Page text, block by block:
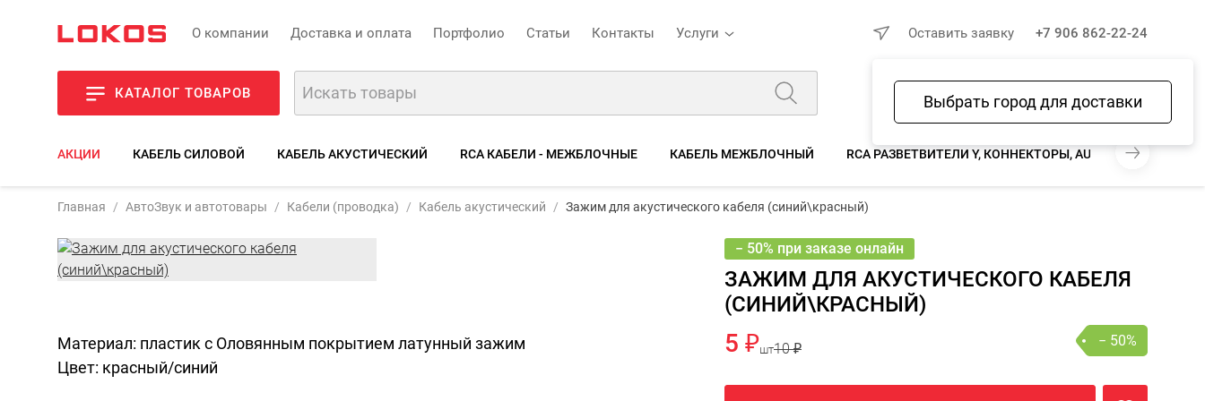
О компании Доставка и оплата Портфолио Статьи Контакты Услуги
Выбрать город для доставки
Оставить заявку +7 906 862-22-24
КАТАЛОГ ТОВАРОВ
Избранное Сравнение Корзина
АКЦИИ КАБЕЛЬ СИЛОВОЙ КАБЕЛЬ АКУСТИЧЕСКИЙ RCA КАБЕЛИ - МЕЖБЛОЧНЫЕ КАБЕЛЬ МЕЖБЛОЧНЫЙ RCA РАЗВЕТВИТЕЛИ Y, КОННЕКТОРЫ, AUX, ВЫНОСНЫЕ
Фото Описание Отзывы 5 ₽
Главная АвтоЗвук и автотовары Кабели (проводка) Кабель акустический Зажим для акустического кабеля (синий\красный)
Материал: пластик с Оловянным покрытием латунный зажим
Цвет: красный/синий
− 50% при заказе онлайн
ЗАЖИМ ДЛЯ АКУСТИЧЕСКОГО КАБЕЛЯ
(СИНИЙ\КРАСНЫЙ)
5 ₽шт10 ₽ − 50%